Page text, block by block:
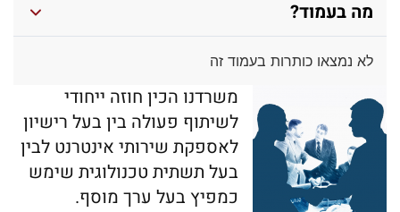
משרדנו הכין חוזה ייחודי
לשיתוף פעולה בין בעל רישיון
לאספקת שירותי אינטרנט לבין
בעל תשתית טכנולוגית שימש
כמפיץ בעל ערך מוסף.
מה בעמוד?
לא נמצאו כותרות בעמוד זה